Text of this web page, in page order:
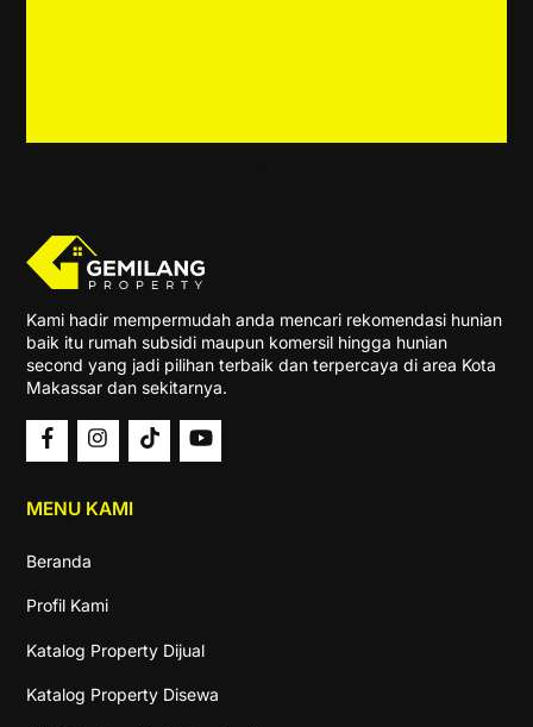
Kami hadir mempermudah anda mencari rekomendasi hunian
baik itu rumah subsidi maupun komersil hingga hunian
second yang jadi pilihan terbaik dan terpercaya di area Kota
Makassar dan sekitarnya.
MENU KAMI
Beranda
Profil Kami
Katalog Property Dijual
Katalog Property Disewa